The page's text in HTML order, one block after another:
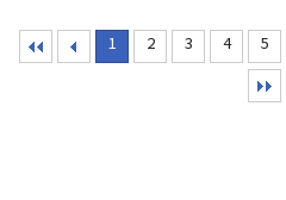
1 2 3 4 5